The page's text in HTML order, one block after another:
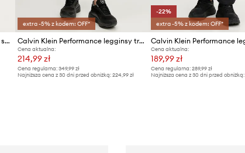
Calvin Klein Performance legginsy sportowe damskie
extra -5% z kodem: OFF*
Calvin Klein Performance legginsy treningowe
Cena aktualna:
214,99 zł
Cena regularna: 349,99 zł
Najniższa cena z 30 dni przed obniżką: 224,99 zł
-22%
extra -5% z kodem: OFF*
Cena aktualna:
189,99 zł
Cena regularna: 289,99 zł
Najniższa cena z 30 dni przed obniżką: